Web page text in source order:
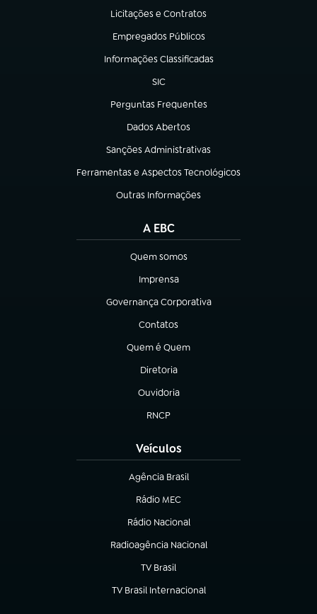
Licitações e Contratos
(abre em nova aba)
Empregados Públicos
(abre em nova aba)
Informações Classificadas
(abre em nova aba)
SIC
(abre em nova aba)
Perguntas Frequentes
(abre em nova aba)
Dados Abertos
(abre em nova aba)
Sanções Administrativas
(abre em nova aba)
Ferramentas e Aspectos Tecnológicos
(abre em nova aba)
Outras Informações
(abre em nova aba)
A EBC
Quem somos
(abre em nova aba)
Imprensa
(abre em nova aba)
Governança Corporativa
(abre em nova aba)
Contatos
(abre em nova aba)
Quem é Quem
(abre em nova aba)
Diretoria
(abre em nova aba)
Ouvidoria
(abre em nova aba)
RNCP
(abre em nova aba)
Veículos
Agência Brasil
(abre em nova aba)
Rádio MEC
(abre em nova aba)
Rádio Nacional
Radioagência Nacional
(abre em nova aba)
TV Brasil
(abre em nova aba)
TV Brasil Internacional
(abre em nova aba)